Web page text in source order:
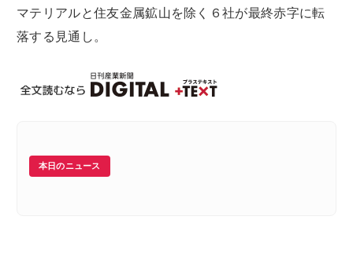
マテリアルと住友金属鉱山を除く６社が最終赤字に転
落する見通し。
本日のニュース